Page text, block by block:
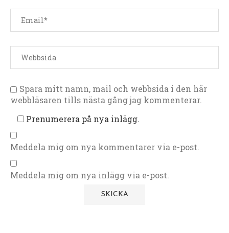
Spara mitt namn, mail och webbsida i den här
webbläsaren tills nästa gång jag kommenterar.
Prenumerera på nya inlägg.
Meddela mig om nya kommentarer via e-post.
Meddela mig om nya inlägg via e-post.